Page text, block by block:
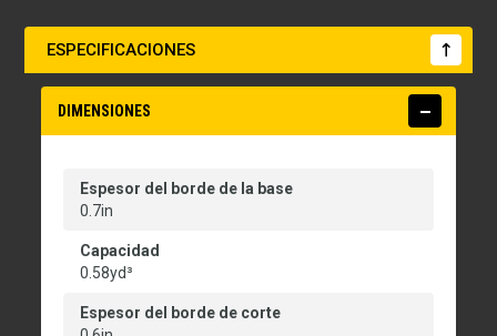
ESPECIFICACIONES
DIMENSIONES
Espesor del borde de la base
0.7in
Capacidad
0.58yd³
Espesor del borde de corte